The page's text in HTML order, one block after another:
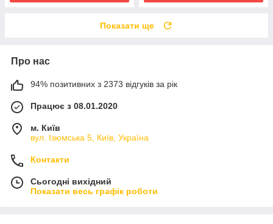
Показати ще
Про нас
94% позитивних з 2373 відгуків за рік
Працює з 08.01.2020
м. Київ
вул. Ізюмська 5, Київ, Україна
Контакти
Сьогодні вихідний
Показати весь графік роботи